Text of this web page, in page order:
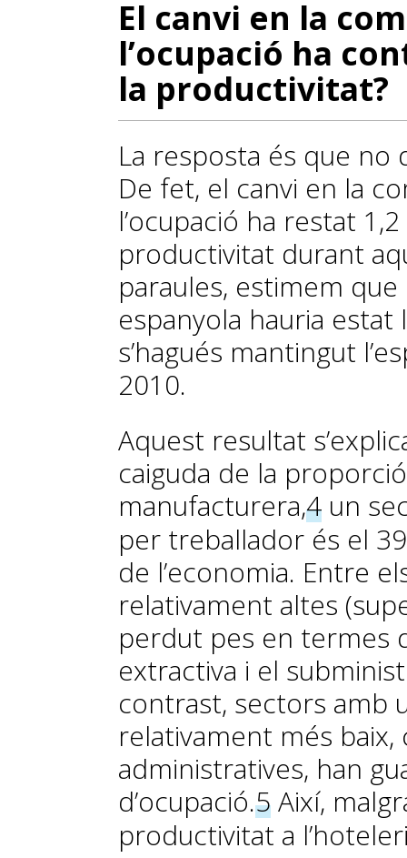
El canvi en la
l’ocupació ha
la productivitat?
La resposta és que
De fet, el canvi en la
l’ocupació ha restat
productivitat durant
paraules, estimem
espanyola hauria estat
s’hagués mantingut
2010.
Aquest resultat
caiguda de la
manufacturera,4 un
per treballador és el
de l’economia. Entre
relativament altes
perdut pes en termes
extractiva i el
contrast, sectors amb
relativament més baix,
administratives, han
d’ocupació.5Així,
productivitat a